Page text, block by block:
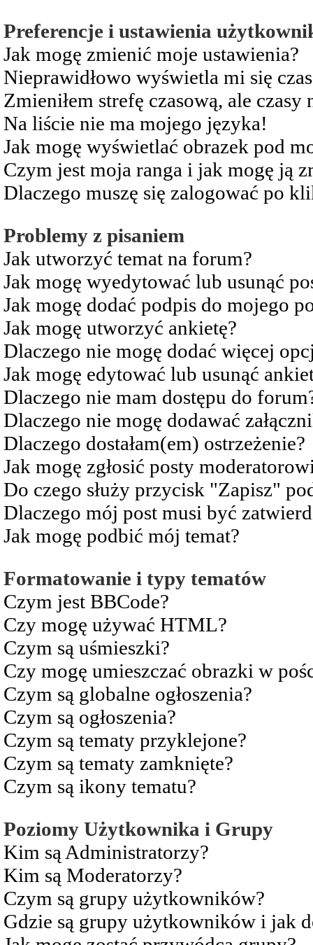
Preferencje i ustawienia
Jak mogę zmienić moje ustawienia?
Nieprawidłowo wyświetla mi się
Zmieniłem strefę czasową, ale czasy
Na liście nie ma mojego języka!
Jak mogę wyświetlać obrazek pod
Czym jest moja ranga i jak mogę ją
Dlaczego muszę się zalogować po
Problemy z pisaniem
Jak utworzyć temat na forum?
Jak mogę wyedytować lub usunąć
Jak mogę dodać podpis do mojego
Jak mogę utworzyć ankietę?
Dlaczego nie mogę dodać więcej
Jak mogę edytować lub usunąć
Dlaczego nie mam dostępu do
Dlaczego nie mogę dodawać
Dlaczego dostałam(em) ostrzeżenie?
Jak mogę zgłosić posty
Do czego służy przycisk "Zapisz"
Dlaczego mój post musi być
Jak mogę podbić mój temat?
Formatowanie i typy tematów
Czym jest BBCode?
Czy mogę używać HTML?
Czym są uśmieszki?
Czy mogę umieszczać obrazki w
Czym są globalne ogłoszenia?
Czym są ogłoszenia?
Czym są tematy przyklejone?
Czym są tematy zamknięte?
Czym są ikony tematu?
Poziomy Użytkownika i Grupy
Kim są Administratorzy?
Kim są Moderatorzy?
Czym są grupy użytkowników?
Gdzie są grupy użytkowników i jak